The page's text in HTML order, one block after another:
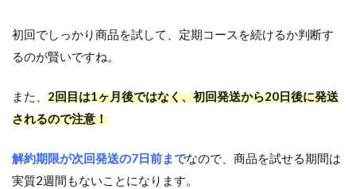
初回でしっかり商品を試して、定期コースを続けるか判断す
るのが賢いですね。
また、 2回目は1ヶ月後ではなく、初回発送から20日後に発送
されるので注意！
解約期限が次回発送の7日前までなので、商品を試せる期間は
実質2週間もないことになります。